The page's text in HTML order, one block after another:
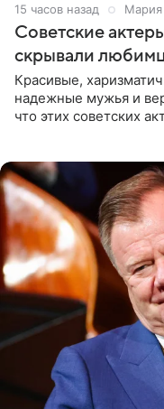
15 часов назад
Советские
скрывали
Красивые,
надежные мужья и
что этих советских